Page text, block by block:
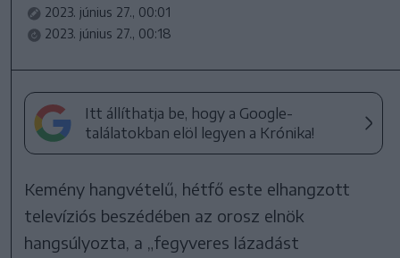
2023. június 27., 00:01
2023. június 27., 00:18
Itt állíthatja be, hogy a Google-
találatokban elöl legyen a Krónika!
Kemény hangvételű, hétfő este elhangzott
televíziós beszédében az orosz elnök
hangsúlyozta, a „fegyveres lázadást